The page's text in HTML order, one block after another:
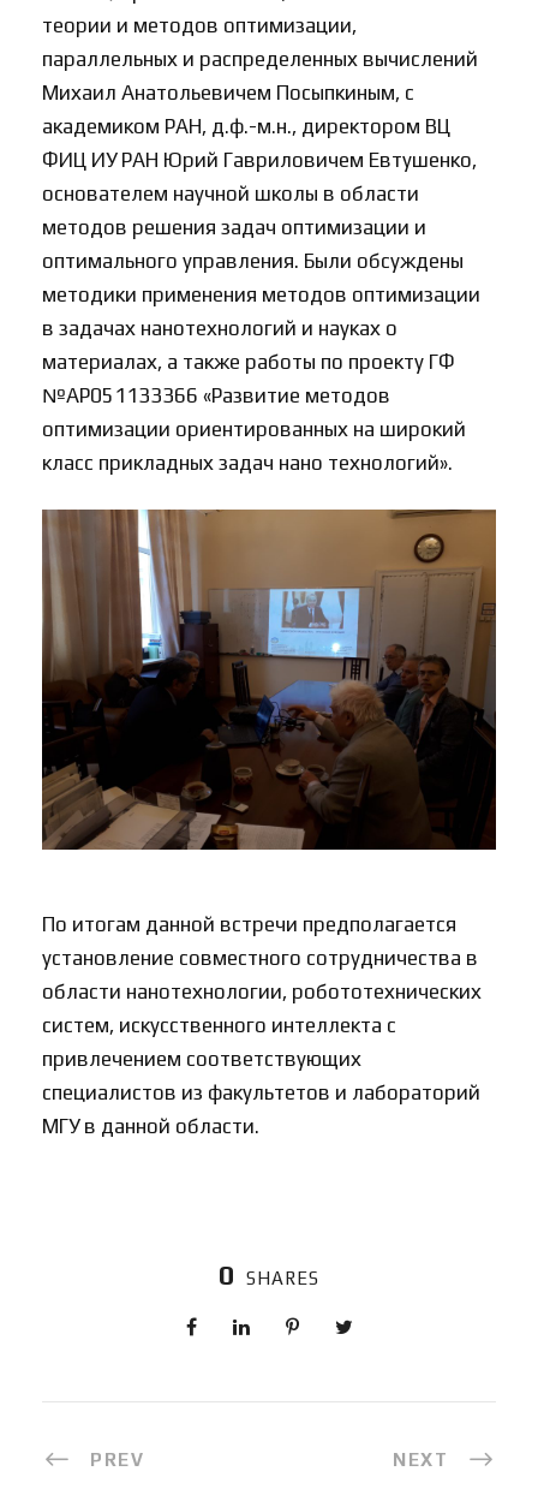
теории и методов оптимизации,
параллельных и распределенных вычислений
Михаил Анатольевичем Посыпкиным, с
академиком РАН, д.ф.-м.н., директором ВЦ
ФИЦ ИУ РАН Юрий Гавриловичем Евтушенко,
основателем научной школы в области
методов решения задач оптимизации и
оптимального управления. Были обсуждены
методики применения методов оптимизации
в задачах нанотехнологий и науках о
материалах, а также работы по проекту ГФ
№АР051133366 «Развитие методов
оптимизации ориентированных на широкий
класс прикладных задач нано технологий».
По итогам данной встречи предполагается
установление совместного сотрудничества в
области нанотехнологии, робототехнических
систем, искусственного интеллекта с
привлечением соответствующих
специалистов из факультетов и лабораторий
МГУ в данной области.
0 SHARES
PREV NEXT